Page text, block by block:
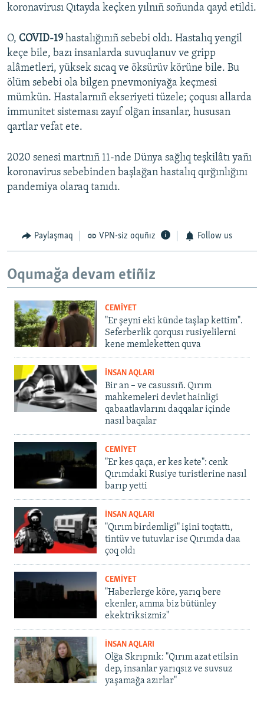
koronavirusı Qıtayda keçken yılnıñ soñunda qayd etildi.
O, COVID-19 hastalığınıñ sebebi oldı. Hastalıq yengil
keçe bile, bazı insanlarda suvuqlanuv ve gripp
alâmetleri, yüksek sıcaq ve öksürüv körüne bile. Bu
ölüm sebebi ola bilgen pnevmoniyağa keçmesi
mümkün. Hastalarnıñ ekseriyeti tüzele; çoqusı allarda
immunitet sisteması zayıf olğan insanlar, hususan
qartlar vefat ete.
2020 senesi martnıñ 11-nde Dünya sağlıq teşkilâtı yañı
koronavirus sebebinden başlağan hastalıq qırğınlığını
pandemiya olaraq tanıdı.
Paylaşmaq VPN-siz oquñız Follow us
Oqumağa devam etiñiz
CEMİYET
"Er şeyni eki künde taşlap kettim".
Seferberlik qorqusı rusiyelilerni
kene memleketten quva
İNSAN AQLARI
Bir an – ve casussıñ. Qırım
mahkemeleri devlet hainligi
qabaatlavlarını daqqalar içinde
nasıl baqalar
CEMİYET
"Er kes qaça, er kes kete": cenk
Qırımdaki Rusiye turistlerine nasıl
barıp yetti
İNSAN AQLARI
"Qırım birdemligi" işini toqtattı,
tintüv ve tutuvlar ise Qırımda daa
çoq oldı
CEMİYET
"Haberlerge köre, yarıq bere
ekenler, amma biz bütünley
ekektriksizmiz"
İNSAN AQLARI
Olğa Skrıpnık: "Qırım azat etilsin
dep, insanlar yarıqsız ve suvsuz
yaşamağa azırlar"